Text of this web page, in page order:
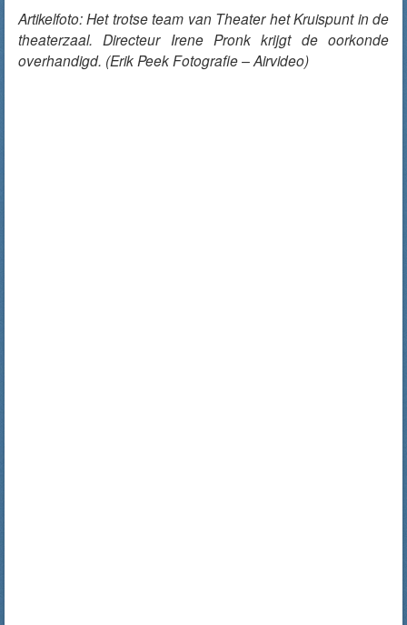
Artikelfoto: Het trotse team van Theater het Kruispunt in de
theaterzaal. Directeur Irene Pronk krijgt de oorkonde
overhandigd. (Erik Peek Fotografie – Airvideo)